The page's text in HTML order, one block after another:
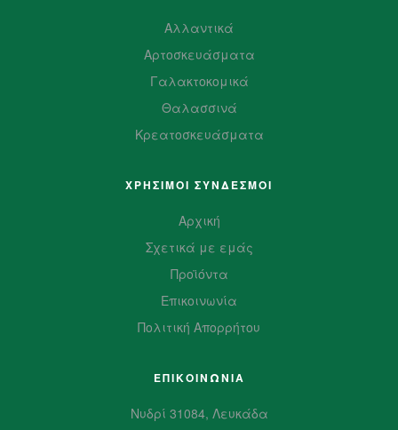
Αλλαντικά
Αρτοσκευάσματα
Γαλακτοκομικά
Θαλασσινά
Κρεατοσκευάσματα
ΧΡΗΣΙΜΟΙ ΣΥΝΔΕΣΜΟΙ
Αρχική
Σχετικά με εμάς
Προϊόντα
Επικοινωνία
Πολιτική Απορρήτου
ΕΠΙΚΟΙΝΩΝΙΑ
Νυδρί 31084, Λευκάδα